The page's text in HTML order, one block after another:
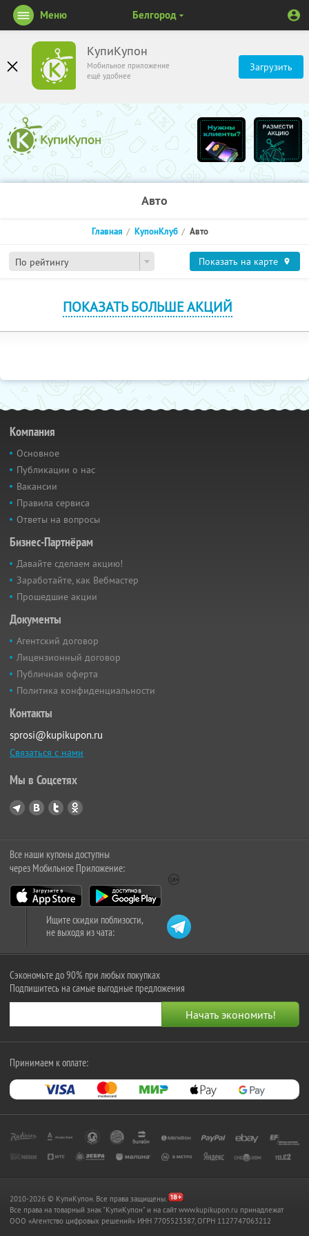
КупиКупон
Мобильное приложение
ещё удобнее
Загрузить
Меню Белгород
Авто
По рейтингу
Главная КупонКлуб Авто
Показать на карте
ПОКАЗАТЬ БОЛЬШЕ АКЦИЙ
Компания
Основное
Публикации о нас
Вакансии
Правила сервиса
Ответы на вопросы
Бизнес-Партнёрам
Давайте сделаем акцию!
Заработайте, как Вебмастер
Прошедшие акции
Документы
Агентский договор
Лицензионный договор
Публичная оферта
Политика конфиденциальности
Контакты
sprosi@kupikupon.ru
Связаться с нами
Мы в Соцсетях
Все наши купоны доступны
через Мобильное Приложение:
Ищите скидки поблизости,
не выходя из чата:
Сэкономьте до 90% при любых покупках
Подпишитесь на самые выгодные предложения
Принимаем к оплате:
2010-2026 © КупиКупон. Все права защищены.
Все права на товарный знак "КупиКупон" и на сайт www.kupikupon.ru принадлежат
OOO «Агентство цифровых решений» ИНН 7705523387, ОГРН 1127747063212